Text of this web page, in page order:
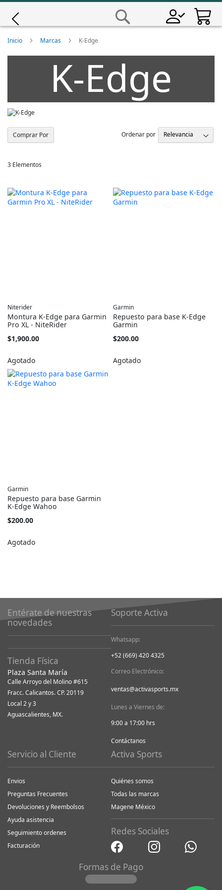
Saltar
Contenido
Inicio Marcas K-Edge
K-Edge
3 Elementos
Ordenar por
Niterider
Montura K-Edge para Garmin
Pro XL - NiteRider
$1,900.00
Agotado
Garmin
Repuesto para base K-Edge
Garmin
$200.00
Agotado
Garmin
Repuesto para base Garmin
K-Edge Wahoo
$200.00
Agotado
Comprar Por
Entérate de nuestras
novedades
Tienda Física
Plaza Santa María
Calle Arroyo del Molino #615
Fracc. Calicantos. CP. 20119
Local 2 y 3
Aguascalientes, MX.
Soporte Activa
Whatsapp:
+52 (669) 420 4325
Correo Electrónico:
ventas@activasports.mx
Lunes a Viernes de:
9:00 a 17:00 hrs
Contáctanos
Servicio al Cliente
Envios
Preguntas Frecuentes
Devoluciones y Reembolsos
Ayuda asistencia
Seguimiento ordenes
Facturación
Activa Sports
Quiénes somos
Todas las marcas
Magene México
Redes Sociales
Formas de Pago
Giro
MET
Wahoo